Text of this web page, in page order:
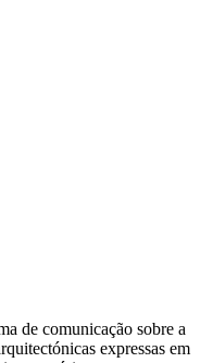
de comunicação sobre a
expressas em